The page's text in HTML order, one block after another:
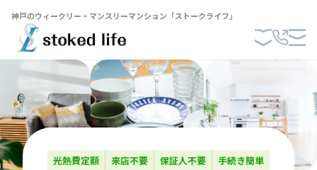
神戸のウィークリー・マンスリーマンション「ストークライフ」
光熱費定額 来店不要 保証人不要 手続き簡単